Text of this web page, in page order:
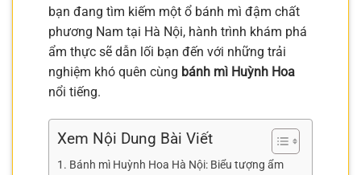
bạn đang tìm kiếm một ổ bánh mì đậm chất
phương Nam tại Hà Nội, hành trình khám phá
ẩm thực sẽ dẫn lối bạn đến với những trải
nghiệm khó quên cùng bánh mì Huỳnh Hoa
nổi tiếng.
Xem Nội Dung Bài Viết
Bánh mì Huỳnh Hoa Hà Nội: Biểu tượng ẩm